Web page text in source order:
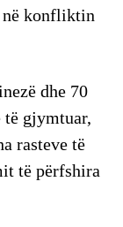
në konfliktin
dhe 70
gjymtuar,
rasteve të
të përfshira